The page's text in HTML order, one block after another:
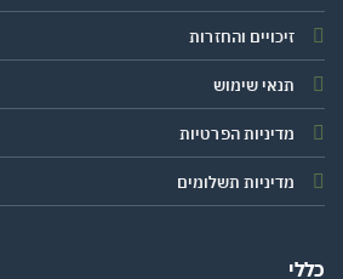
זיכויים והחזרות
תנאי שימוש
מדיניות הפרטיות
מדיניות תשלומים